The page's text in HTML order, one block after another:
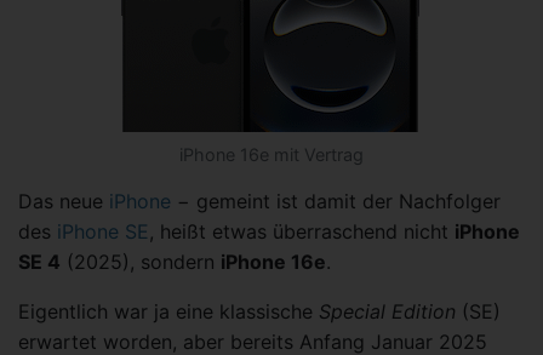
iPhone 16e mit Vertrag
Das neue iPhone − gemeint ist damit der Nachfolger
des iPhone SE , heißt etwas überraschend nicht iPhone
SE 4 (2025), sondern iPhone 16e.
Eigentlich war ja eine klassische Special Edition (SE)
erwartet worden, aber bereits Anfang Januar 2025